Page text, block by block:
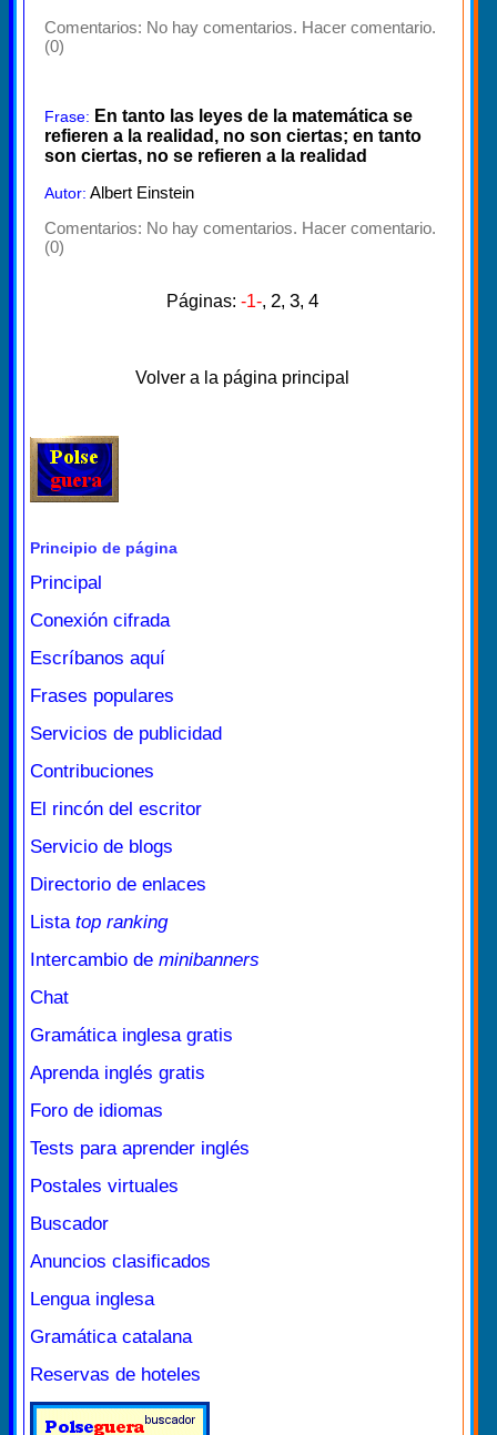
Comentarios: No hay comentarios. Hacer comentario.
(0)
Frase: En tanto las leyes de la matemática se
refieren a la realidad, no son ciertas; en tanto
son ciertas, no se refieren a la realidad
Autor: Albert Einstein
Comentarios: No hay comentarios. Hacer comentario.
(0)
Páginas: -1-, 2, 3, 4
Volver a la página principal
Principio de página
Principal
Conexión cifrada
Escríbanos aquí
Frases populares
Servicios de publicidad
Contribuciones
El rincón del escritor
Servicio de blogs
Directorio de enlaces
Lista top ranking
Intercambio de minibanners
Chat
Gramática inglesa gratis
Aprenda inglés gratis
Foro de idiomas
Tests para aprender inglés
Postales virtuales
Buscador
Anuncios clasificados
Lengua inglesa
Gramática catalana
Reservas de hoteles